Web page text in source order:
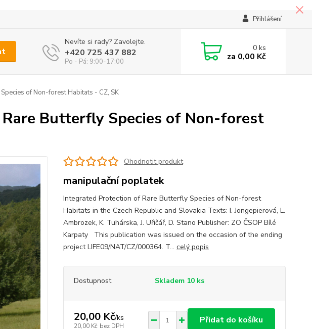
Přihlášení
Nevíte si rady? Zavolejte.
+420 725 437 882
Po - Pá: 9:00-17:00
0ks
za 0,00 Kč
of Non-forest Habitats - CZ, SK
Butterfly Species of Non-forest
Ohodnotit produkt
manipulační poplatek
Integrated Protection of Rare Butterfly Species of Non-forest
Habitats in the Czech Republic and Slovakia Texts: I. Jongepierová, L.
Ambrozek, K. Tuhárska, J. Uřičář, D. Stano Publisher: ZO ČSOP Bílé
Karpaty This publication was issued on the occasion of the ending
project LIFE09/NAT/CZ/000364. T... celý popis
Dostupnost Skladem 10 ks
20,00 Kč/ks
20,00 Kč bez DPH
Přidat do košíku